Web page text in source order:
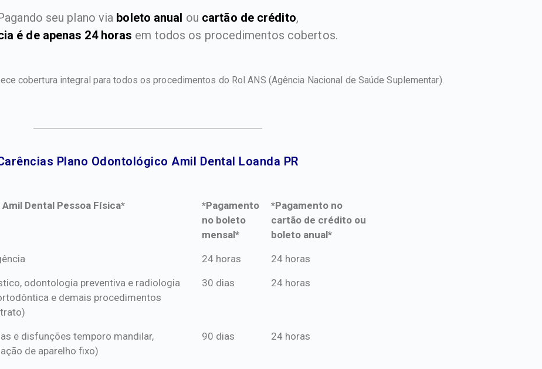
seu plano via boleto anual ou cartão de crédito,
é de apenas 24 horas em todos os procedimentos cobertos.
cobertura integral para todos os procedimentos do Rol ANS (Agência Nacional de Saúde Suplementar).
Plano Odontológico Amil Dental Loanda PR​
Dental Pessoa Física*
*Pagamento
no boleto
mensal*
*Pagamento no
cartão de crédito ou
boleto anual*
Dental Pessoa Física*
*Pagamento
mensal*
*Pagamento no
boleto anual*
24 horas 24 horas
odontologia preventiva e radiologia
e demais procedimentos
30 dias 24 horas
e disfunções temporo mandilar,
de aparelho fixo)
90 dias 24 horas